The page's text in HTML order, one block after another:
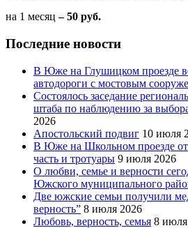
на 1 месяц – 50 руб.
Последние новости
В Юже на Глушицком проезде
автодороги с мостовым
Состоялось заседание
штаба по наблюдению за
2026
Апостольский подвиг 10 июля
В Юже на Школьном проезде
часть и тротуары 9 июля 2026
О любви, семье и верности
Южского муниципального
Две южские семьи получили
верность” 8 июля 2026
Любовь, верность, семья 8